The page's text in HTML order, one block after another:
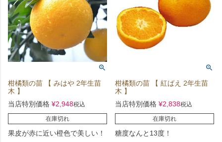
柑橘類の苗 【 みはや 2年生苗
木 】
当店特別価格 ¥2,948税込
在庫切れ
果皮が赤に近い橙色で美しい！
柑橘類の苗 【 紅ばえ 2年生苗
木 】
当店特別価格 ¥2,838税込
在庫切れ
糖度なんと13度！